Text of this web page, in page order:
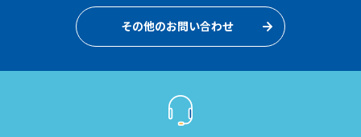
その他のお問い合わせ